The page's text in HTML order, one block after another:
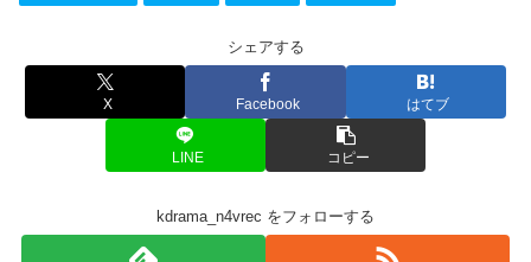
シェアする
X Facebook はてブ
LINE コピー
kdrama_n4vrec をフォローする